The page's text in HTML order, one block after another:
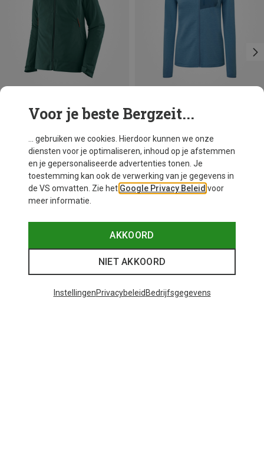
Je bespaart 26% Je bespaart 18%
Voor je beste Bergzeit...
... gebruiken we cookies. Hierdoor kunnen we onze
diensten voor je optimaliseren, inhoud op je afstemmen
en je gepersonaliseerde advertenties tonen. Je
toestemming kan ook de verwerking van je gegevens in
de VS omvatten. Zie het Google Privacy Beleid voor
meer informatie.
AKKOORD
NIET AKKOORD
InstellingenPrivacybeleid Bedrijfsgegevens